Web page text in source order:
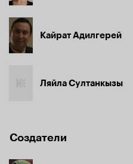
Кайрат Адилгерей
Ляйла Султанкызы
Создатели